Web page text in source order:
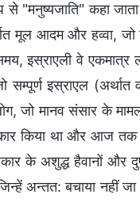
"मनुष्यजाति" कहा
मूल आदम और हव्वा,
इस्राएली वे एकमात्र
सम्पूर्ण इस्राएल
जो मानव संसार के
किया था और आज
के अशुद्ध हैवानों और
अन्तत: बचाया नहीं